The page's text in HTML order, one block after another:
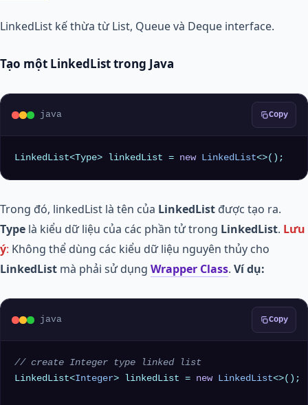
LinkedList kế thừa từ List, Queue và Deque interface.
Tạo một LinkedList trong Java
java Copy
LinkedList<Type> linkedList = new LinkedList<>();
Trong đó, linkedList là tên của LinkedList được tạo ra.
Type là kiểu dữ liệu của các phần tử trong LinkedList. Lưu
ý: Không thể dùng các kiểu dữ liệu nguyên thủy cho
LinkedList mà phải sử dụng Wrapper Class. Ví dụ:
java Copy
// create Integer type linked list
LinkedList<Integer> linkedList = new LinkedList<>();